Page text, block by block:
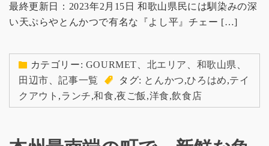
最終更新日：2023年2月15日 和歌山県民には馴染みの深
い天ぷらやとんかつで有名な『よし平』チェー […]
カテゴリー: GOURMET 北エリア 和歌山県
田辺市 、記事一覧 タグ: とんかつ,ひろはめ,テイ
クアウト ,ランチ,和食,夜ご飯 ,洋食,飲食店